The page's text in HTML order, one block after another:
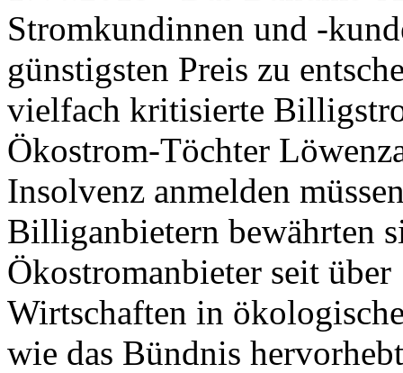
Stromkundinnen und -
günstigsten Preis zu
vielfach kritisierte
Ökostrom-Töchter
Insolvenz anmelden
Billiganbietern bewährten
Ökostromanbieter seit
Wirtschaften in
wie das Bündnis